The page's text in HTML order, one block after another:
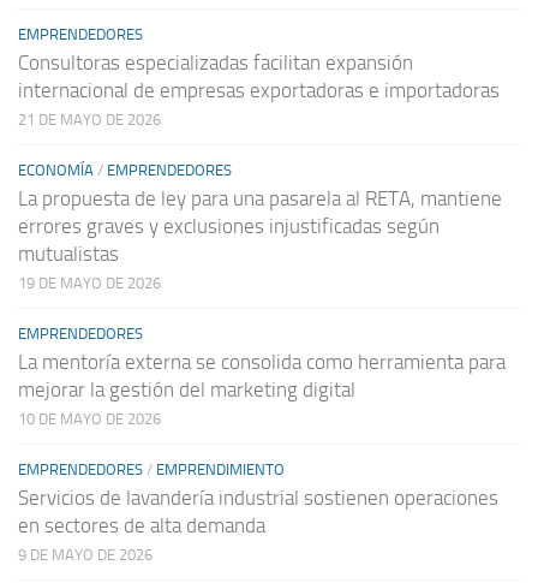
EMPRENDEDORES
Consultoras especializadas facilitan expansión
internacional de empresas exportadoras e importadoras
21 DE MAYO DE 2026
ECONOMÍA / EMPRENDEDORES
La propuesta de ley para una pasarela al RETA, mantiene
errores graves y exclusiones injustificadas según
mutualistas
19 DE MAYO DE 2026
EMPRENDEDORES
La mentoría externa se consolida como herramienta para
mejorar la gestión del marketing digital
10 DE MAYO DE 2026
EMPRENDEDORES / EMPRENDIMIENTO
Servicios de lavandería industrial sostienen operaciones
en sectores de alta demanda
9 DE MAYO DE 2026